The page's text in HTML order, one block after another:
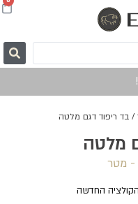
/ בד ריפוד דגם מלטה
מלטה
החדשה